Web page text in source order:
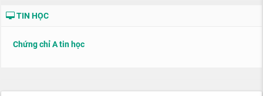
TIN HỌC
Chứng chỉ A tin học